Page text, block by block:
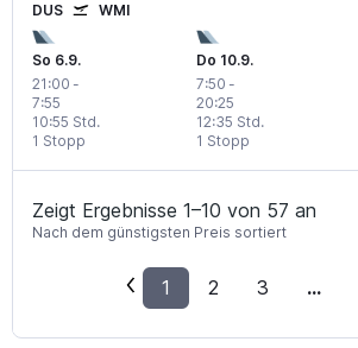
DUS WMI
So 6.9.
21:00 -
7:55
1 Stopp
10:55 Std.
Do 10.9.
7:50 -
20:25
1 Stopp
12:35 Std.
Zeigt Ergebnisse 1–10 von 57 an
Nach dem günstigsten Preis sortiert
1 2 3 ...